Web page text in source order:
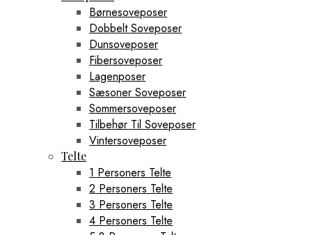
Børnesoveposer
Dobbelt Soveposer
Dunsoveposer
Fibersoveposer
Lagenposer
Sæsoner Soveposer
Sommersoveposer
Tilbehør Til Soveposer
Vintersoveposer
Telte
1 Personers Telte
2 Personers Telte
3 Personers Telte
4 Personers Telte